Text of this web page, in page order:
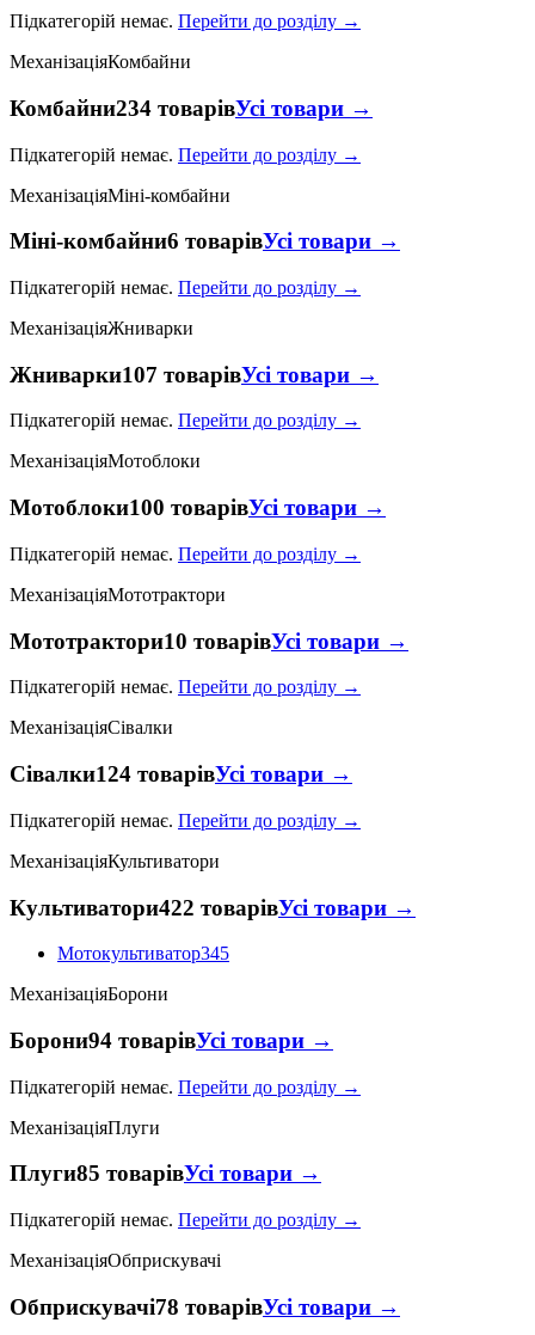
Підкатегорій немає. Перейти до розділу →
МеханізаціяКомбайни
Комбайни234 товарівУсі товари →
Підкатегорій немає. Перейти до розділу →
МеханізаціяМіні-комбайни
Міні-комбайни6 товарівУсі товари →
Підкатегорій немає. Перейти до розділу →
МеханізаціяЖниварки
Жниварки107 товарівУсі товари →
Підкатегорій немає. Перейти до розділу →
МеханізаціяМотоблоки
Мотоблоки100 товарівУсі товари →
Підкатегорій немає. Перейти до розділу →
МеханізаціяМототрактори
Мототрактори10 товарівУсі товари →
Підкатегорій немає. Перейти до розділу →
МеханізаціяСівалки
Сівалки124 товарівУсі товари →
Підкатегорій немає. Перейти до розділу →
МеханізаціяКультиватори
Культиватори422 товарівУсі товари →
Мотокультиватор345
МеханізаціяБорони
Борони94 товарівУсі товари →
Підкатегорій немає. Перейти до розділу →
МеханізаціяПлуги
Плуги85 товарівУсі товари →
Підкатегорій немає. Перейти до розділу →
МеханізаціяОбприскувачі
Обприскувачі78 товарівУсі товари →